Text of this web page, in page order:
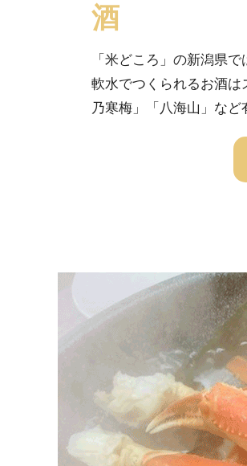
酒
「米どころ」の新潟県
軟水でつくられるお酒
乃寒梅」「八海山」など